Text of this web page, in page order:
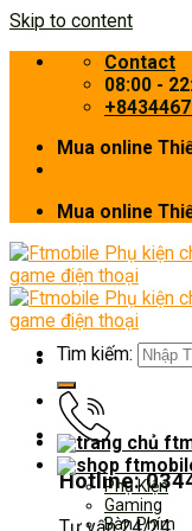
Skip to content
Contact
08:00 -
Mua online
Mua online
Hotline:
Tìm kiếm:
Phụ Kiện
Gaming
Bàn Phím